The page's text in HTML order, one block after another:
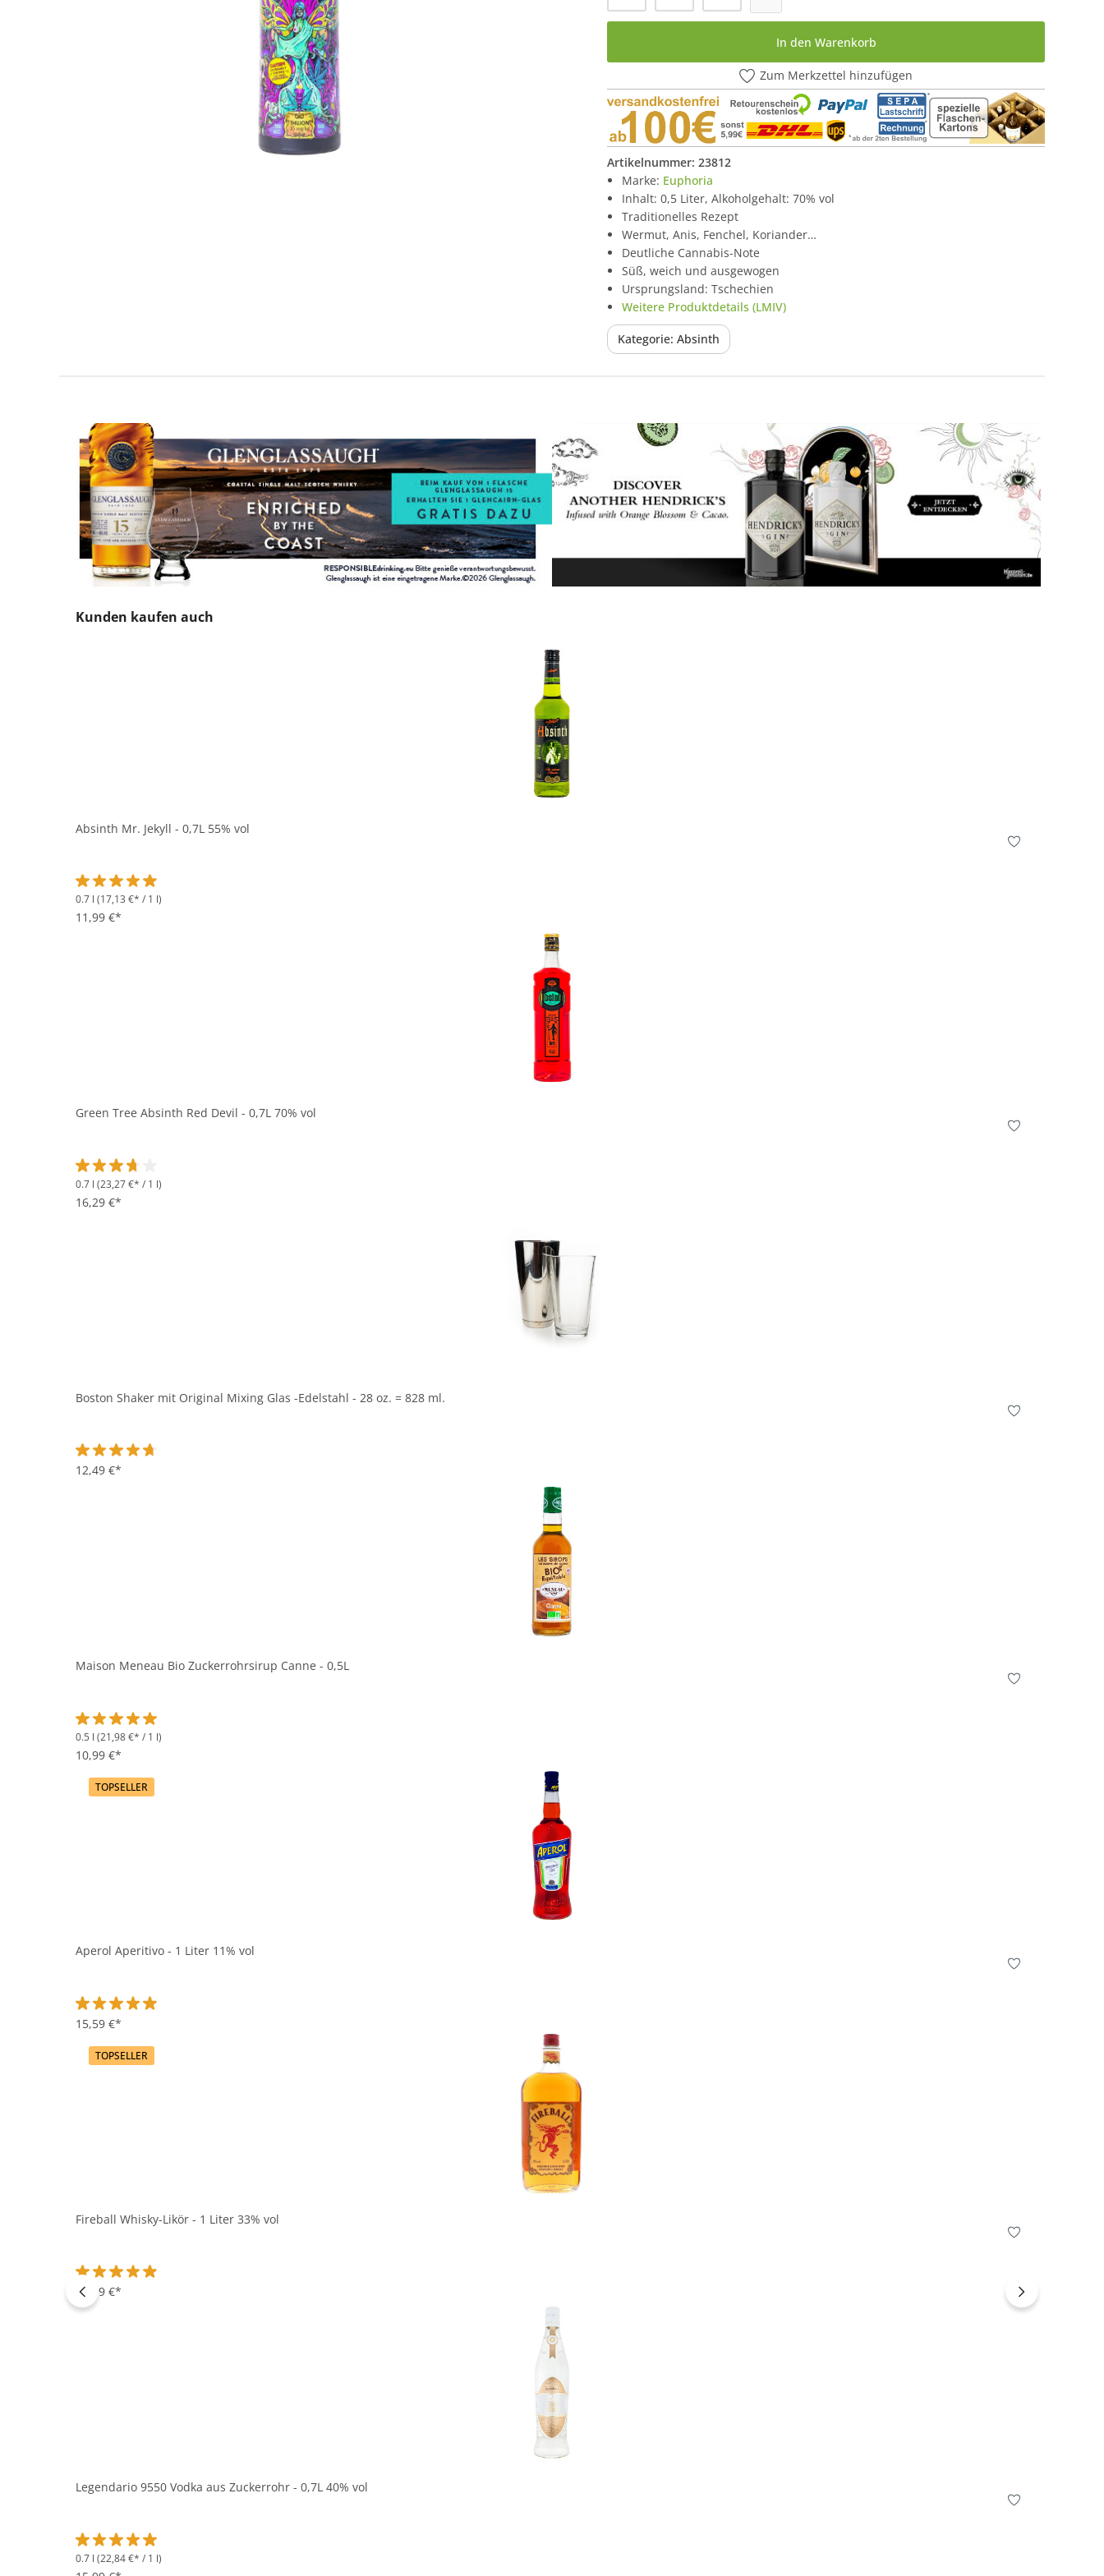
In den Warenkorb
Zum Merkzettel hinzufügen
Artikelnummer: 23812
Marke: Euphoria
Inhalt: 0,5 Liter, Alkoholgehalt: 70% vol
Traditionelles Rezept
Wermut, Anis, Fenchel, Koriander…
Deutliche Cannabis-Note
Süß, weich und ausgewogen
Ursprungsland: Tschechien
Weitere Produktdetails (LMIV)
Kategorie: Absinth
Produktgalerie überspringen
Kunden kaufen auch
Absinth Mr. Jekyll - 0,7L 55% vol
Durchschnittliche Bewertung von 4.9 von 5 Sternen
0.7 l (17,13 €* / 1 l)
11,99 €*
In den Korb
Green Tree Absinth Red Devil - 0,7L 70% vol
Durchschnittliche Bewertung von 3.6 von 5 Sternen
0.7 l (23,27 €* / 1 l)
16,29 €*
In den Korb
Boston Shaker mit Original Mixing Glas -Edelstahl - 28 oz. = 828 ml.
Durchschnittliche Bewertung von 4.6 von 5 Sternen
12,49 €*
Maison Meneau Bio Zuckerrohrsirup Canne - 0,5L
Durchschnittliche Bewertung von 5 von 5 Sternen
0.5 l (21,98 €* / 1 l)
10,99 €*
In den Korb
TOPSELLER
Aperol Aperitivo - 1 Liter 11% vol
Durchschnittliche Bewertung von 4.9 von 5 Sternen
15,59 €*
In den Korb
TOPSELLER
Fireball Whisky-Likör - 1 Liter 33% vol
Durchschnittliche Bewertung von 4.9 von 5 Sternen
14,99 €*
In den Korb
Legendario 9550 Vodka aus Zuckerrohr - 0,7L 40% vol
Durchschnittliche Bewertung von 5 von 5 Sternen
0.7 l (22,84 €* / 1 l)
In den Korb